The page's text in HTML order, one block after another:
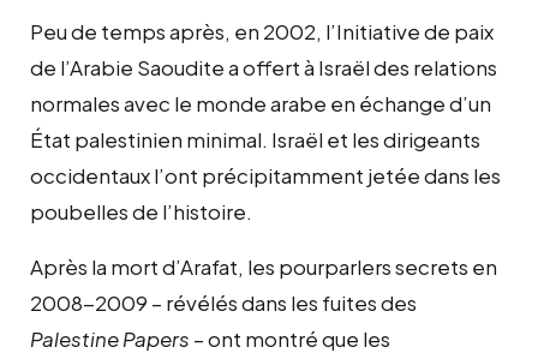
Peu de temps après, en 2002, l’Initiative de paix
de l’Arabie Saoudite a offert à Israël des relations
normales avec le monde arabe en échange d’un
État palestinien minimal. Israël et les dirigeants
occidentaux l’ont précipitamment jetée dans les
poubelles de l’histoire.
Après la mort d’Arafat, les pourparlers secrets en
2008-2009 – révélés dans les fuites des
Palestine Papers – ont montré que les